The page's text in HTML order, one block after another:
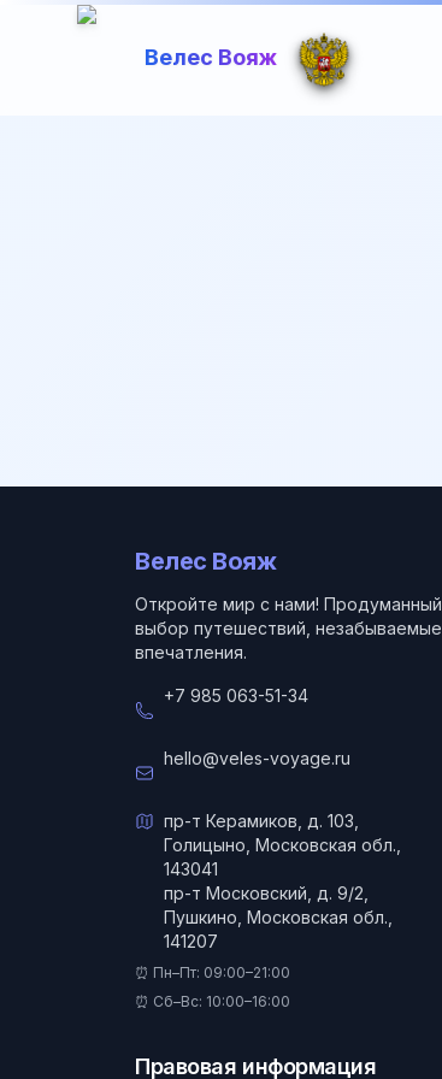
Велес Вояж
Велес Вояж
Откройте мир с нами! Продуманный
выбор путешествий, незабываемые
впечатления.
+7 985 063-51-34
hello@veles-voyage.ru
пр-т Керамиков, д. 103,
Голицыно, Московская обл.,
143041
пр-т Московский, д. 9/2,
Пушкино, Московская обл.,
141207
⏰ Пн–Пт: 09:00–21:00
⏰ Сб–Вс: 10:00–16:00
Правовая информация